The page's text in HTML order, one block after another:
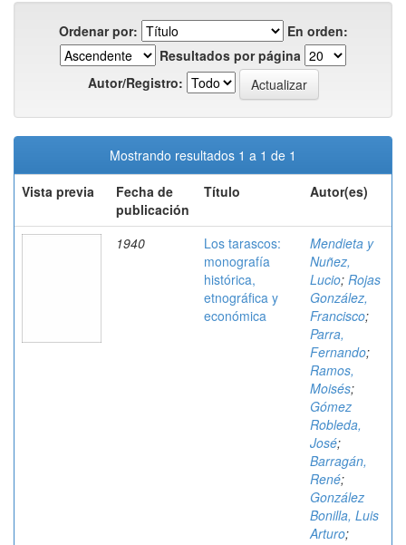
Ordenar por:
En orden:
Resultados por página
Autor/Registro:
Mostrando resultados 1 a 1 de 1
Vista previa
Fecha de
publicación
Título Autor(es)
1940
Los tarascos:
monografía
histórica,
etnográfica y
económica
Mendieta y
Nuñez,
Lucio; Rojas
González,
Francisco;
Parra,
Fernando;
Ramos,
Moisés;
Gómez
Robleda,
José;
Barragán,
René;
González
Bonilla, Luis
Arturo;